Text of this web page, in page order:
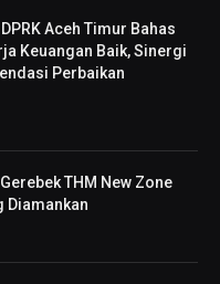
Aceh Timur Bahas
Keuangan Baik, Sinergi
Perbaikan
THM New Zone
Diamankan